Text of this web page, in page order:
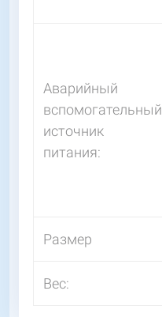
Аварийный
вспомогательный
источник
питания:
Размер
Вес: